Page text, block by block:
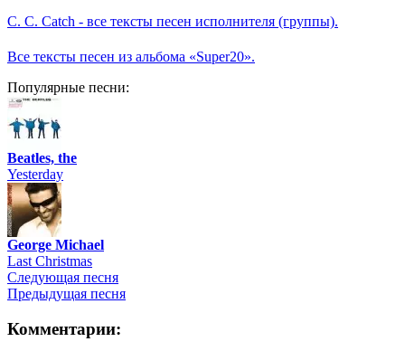
C. C. Catch - все тексты песен исполнителя (группы).
Все тексты песен из альбома «Super20».
Популярные песни:
Beatles, the
Yesterday
George Michael
Last Christmas
Следующая песня
Предыдущая песня
Комментарии: